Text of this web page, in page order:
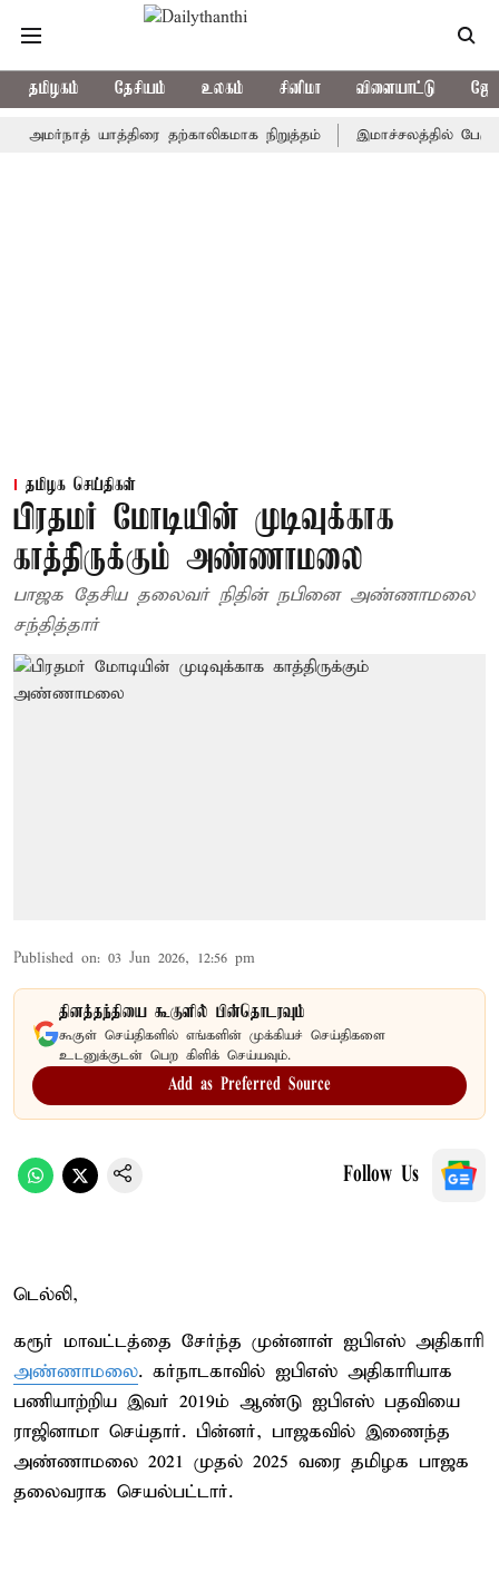
தமிழகம் தேசியம் உலகம் சினிமா விளையாட்டு
யாத்திரை தற்காலிகமாக நிறுத்தம் இமாச்சலத்தில் பேருந்து
தமிழக செய்திகள்
பிரதமர் மோடியின் முடிவுக்காக
காத்திருக்கும் அண்ணாமலை
பாஜக தேசிய தலைவர் நிதின் நபினை அண்ணாமலை
சந்தித்தார்
Published on: 03 Jun 2026, 12:56 pm
தினத்தந்தியை கூகுளில் பின்தொடரவும்
கூகுள் செய்திகளில் எங்களின் முக்கியச் செய்திகளை
உடனுக்குடன் பெற கிளிக் செய்யவும்.
Add as Preferred Source
Follow Us
டெல்லி,
கரூர் மாவட்டத்தை சேர்ந்த முன்னாள் ஐபிஎஸ் அதிகாரி
அண்ணாமலை. கர்நாடகாவில் ஐபிஎஸ் அதிகாரியாக
பணியாற்றிய இவர் 2019ம் ஆண்டு ஐபிஎஸ் பதவியை
ராஜினாமா செய்தார். பின்னர், பாஜகவில் இணைந்த
அண்ணாமலை 2021 முதல் 2025 வரை தமிழக பாஜக
தலைவராக செயல்பட்டார்.